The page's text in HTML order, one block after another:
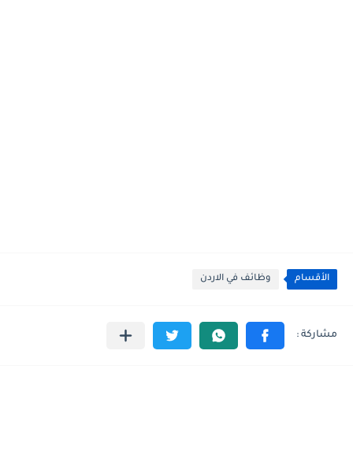
الأقسام وظائف في الاردن